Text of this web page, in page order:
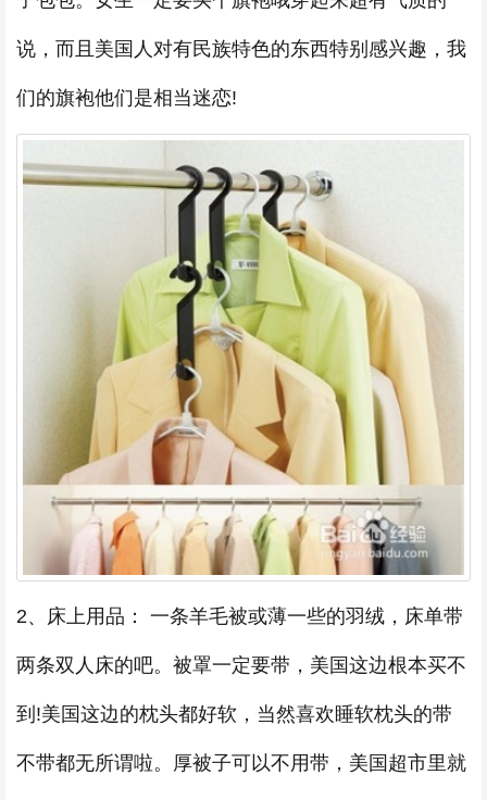
说，而且美国人对有民族特色的东西特别感兴趣，我
们的旗袍他们是相当迷恋!
2、床上用品： 一条羊毛被或薄一些的羽绒，床单带
两条双人床的吧。被罩一定要带，美国这边根本买不
到!美国这边的枕头都好软，当然喜欢睡软枕头的带
不带都无所谓啦。厚被子可以不用带，美国超市里就